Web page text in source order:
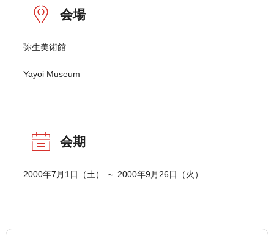
会場
弥生美術館
Yayoi Museum
会期
2000年7月1日（土） ～ 2000年9月26日（火）